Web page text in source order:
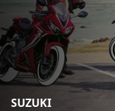
SUZUKI